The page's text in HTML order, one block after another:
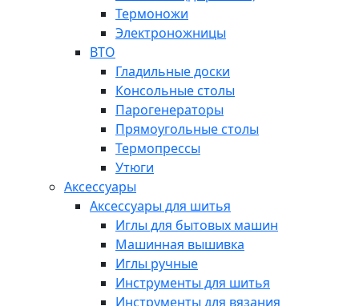
Термоножи
Электроножницы
ВТО
Гладильные доски
Консольные столы
Парогенераторы
Прямоугольные столы
Термопрессы
Утюги
Аксессуары
Аксессуары для шитья
Иглы для бытовых машин
Машинная вышивка
Иглы ручные
Инструменты для шитья
Инструменты для вязания